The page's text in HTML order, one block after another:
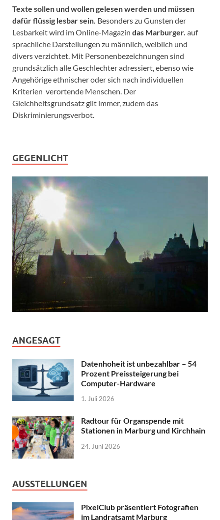
Texte sollen und wollen gelesen werden und müssen
dafür flüssig lesbar sein. Besonders zu Gunsten der
Lesbarkeit wird im Online-Magazin das Marburger. auf
sprachliche Darstellungen zu männlich, weiblich und
divers verzichtet. Mit Personenbezeichnungen sind
grundsätzlich alle Geschlechter adressiert, ebenso wie
Angehörige ethnischer oder sich nach individuellen
Kriterien verortende Menschen. Der
Gleichheitsgrundsatz gilt immer, zudem das
Diskriminierungsverbot.
GEGENLICHT
ANGESAGT
Datenhoheit ist unbezahlbar – 54
Prozent Preissteigerung bei
Computer-Hardware
1. Juli 2026
Radtour für Organspende mit
Stationen in Marburg und Kirchhain
24. Juni 2026
AUSSTELLUNGEN
PixelClub präsentiert Fotografien
im Landratsamt Marburg